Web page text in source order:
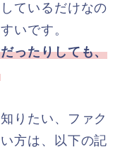
ているだけなの
いです。
ったりしても、
りたい、ファク
方は、以下の記